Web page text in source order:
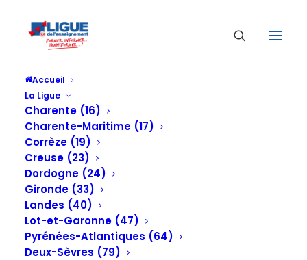
Accueil
La Ligue
Charente (16)
Charente-Maritime (17)
Corrèze (19)
Creuse (23)
Dordogne (24)
Gironde (33)
Landes (40)
Lot-et-Garonne (47)
Pyrénées-Atlantiques (64)
Deux-Sèvres (79)